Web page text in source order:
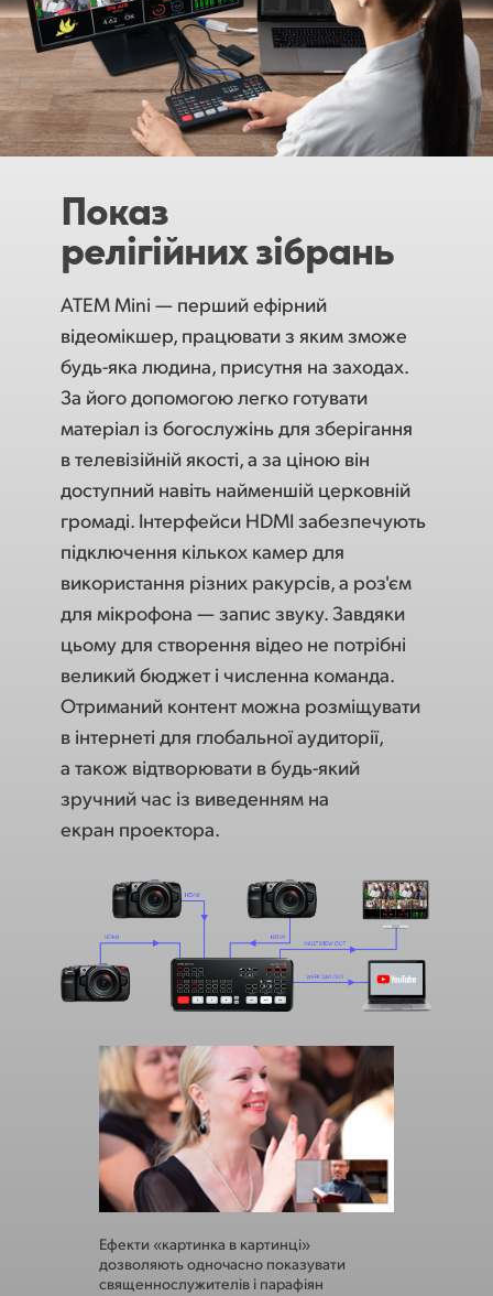
Показ
релігійних зібрань
ATEM Mini — перший ефірний
відеомікшер, працювати з яким зможе
будь-яка людина, присутня на заходах.
За його допомогою легко готувати
матеріал із богослужінь для зберігання
в телевізійній якості, а за ціною він
доступний навіть найменшій церковній
громаді. Інтерфейси HDMI забезпечують
підключення кількох камер для
використання різних ракурсів, а роз'єм
для мікрофона — запис звуку. Завдяки
цьому для створення відео не потрібні
великий бюджет і численна команда.
Отриманий контент можна розміщувати
в інтернеті для глобальної аудиторії,
а також відтворювати в будь-який
зручний час із виведенням на
екран проектора.
Ефекти «картинка в картинці»
дозволяють одночасно показувати
священнослужителів і парафіян